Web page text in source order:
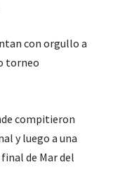
con orgullo a
torneo
compitieron
y luego a una
de Mar del